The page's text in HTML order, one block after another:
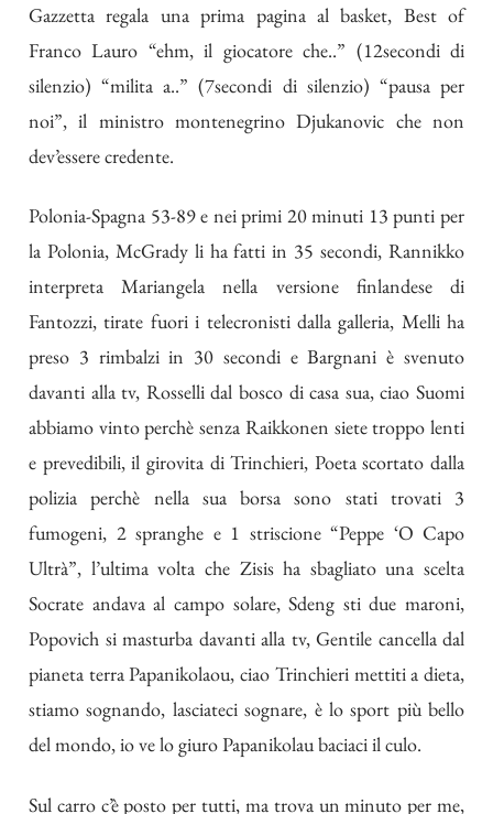
Gazzetta regala una prima pagina al basket, Best of
Franco Lauro “ehm, il giocatore che..” (12secondi di
silenzio) “milita a..” (7secondi di silenzio) “pausa per
noi”, il ministro montenegrino Djukanovic che non
dev’essere credente.
Polonia-Spagna 53-89 e nei primi 20 minuti 13 punti per
la Polonia, McGrady li ha fatti in 35 secondi, Rannikko
interpreta Mariangela nella versione finlandese di
Fantozzi, tirate fuori i telecronisti dalla galleria, Melli ha
preso 3 rimbalzi in 30 secondi e Bargnani è svenuto
davanti alla tv, Rosselli dal bosco di casa sua, ciao Suomi
abbiamo vinto perchè senza Raikkonen siete troppo lenti
e prevedibili, il girovita di Trinchieri, Poeta scortato dalla
polizia perchè nella sua borsa sono stati trovati 3
fumogeni, 2 spranghe e 1 striscione “Peppe ‘O Capo
Ultrà”, l’ultima volta che Zisis ha sbagliato una scelta
Socrate andava al campo solare, Sdeng sti due maroni,
Popovich si masturba davanti alla tv, Gentile cancella dal
pianeta terra Papanikolaou, ciao Trinchieri mettiti a dieta,
stiamo sognando, lasciateci sognare, è lo sport più bello
del mondo, io ve lo giuro Papanikolau baciaci il culo.
Sul carro c’è posto per tutti, ma trova un minuto per me,